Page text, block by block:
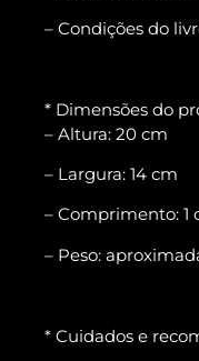
– Condições do
* Dimensões do
– Altura: 20 cm
– Largura: 14 cm
– Comprimento: 1
– Peso:
* Cuidados e